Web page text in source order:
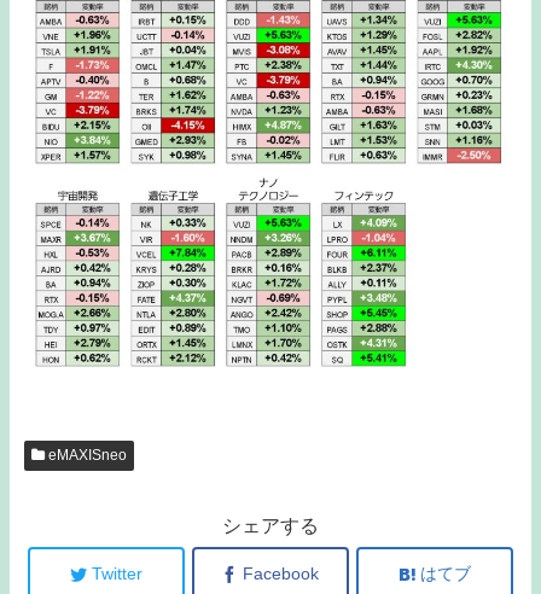
eMAXISneo
シェアする
Twitter Facebook はてブ